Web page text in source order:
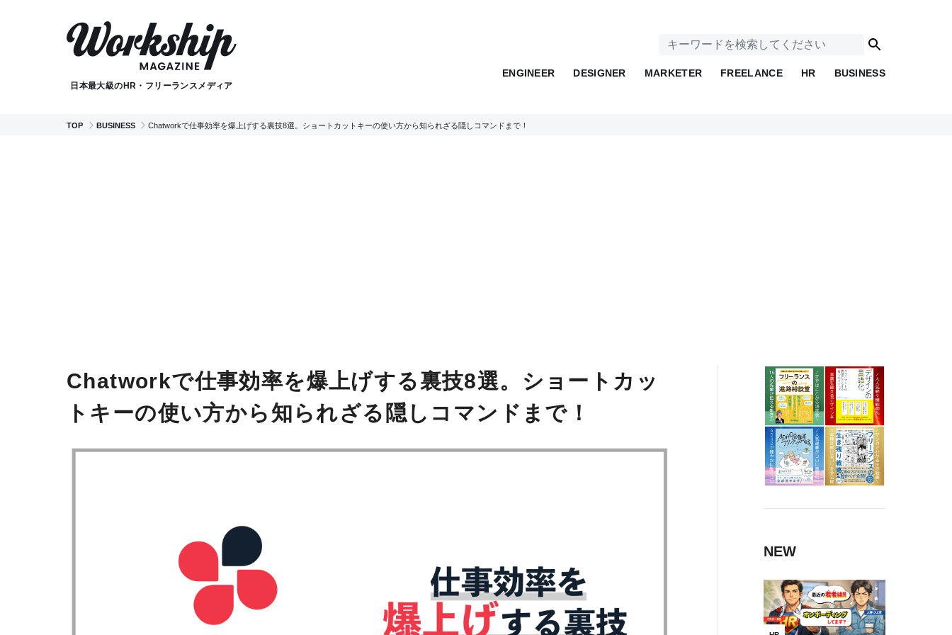
日本最大級のHR・フリーランスメディア
ENGINEER DESIGNER MARKETER FREELANCE HR BUSINESS
TOP BUSINESS Chatworkで仕事効率を爆上げする裏技8選。ショートカットキーの使い方から知られざる隠しコマンドまで！
Chatworkで仕事効率を爆上げする裏技8選。ショートカッ
トキーの使い方から知られざる隠しコマンドまで！
NEW